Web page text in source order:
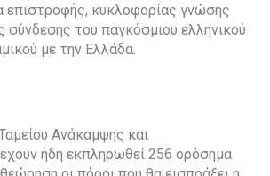
επιστροφής, κυκλοφορίας γνώσης
σύνδεσης του παγκόσμιου ελληνικού
με την Ελλάδα.
Ανάκαμψης και
ήδη εκπληρωθεί 256 ορόσημα